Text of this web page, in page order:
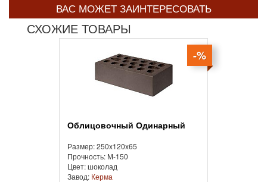
ВАС МОЖЕТ ЗАИНТЕРЕСОВАТЬ
СХОЖИЕ ТОВАРЫ
-%
Облицовочный Одинарный
Размер: 250x120x65
Прочность: М-150
Цвет: шоколад
Завод: Керма